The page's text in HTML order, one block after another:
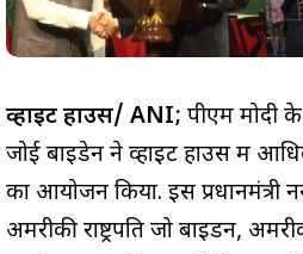
व्हाइट हाउस/ ANI; पीएम मोदी के
जोई बाइडेन ने व्हाइट हाउस में
का आयोजन किया. इस प्रधानमंत्री
अमरीकी राष्ट्रपति जो बाइडन,